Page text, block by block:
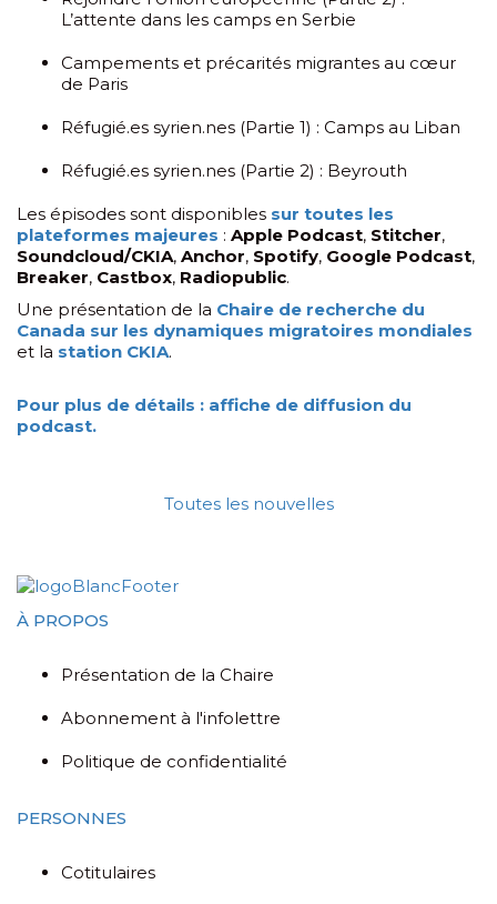
L’attente dans les camps en Serbie
Campements et précarités migrantes au cœur
de Paris
Réfugié.es syrien.nes (Partie 1) : Camps au Liban
Réfugié.es syrien.nes (Partie 2) : Beyrouth
Les épisodes sont disponibles sur toutes les
plateformes majeures : Apple Podcast, Stitcher,
Soundcloud/CKIA, Anchor, Spotify, Google Podcast,
Breaker, Castbox, Radiopublic.
Une présentation de la Chaire de recherche du
Canada sur les dynamiques migratoires mondiales
et la station CKIA.
Pour plus de détails : affiche de diffusion du
podcast.
Toutes les nouvelles
À PROPOS
Présentation de la Chaire
Abonnement à l'infolettre
Politique de confidentialité
PERSONNES
Cotitulaires